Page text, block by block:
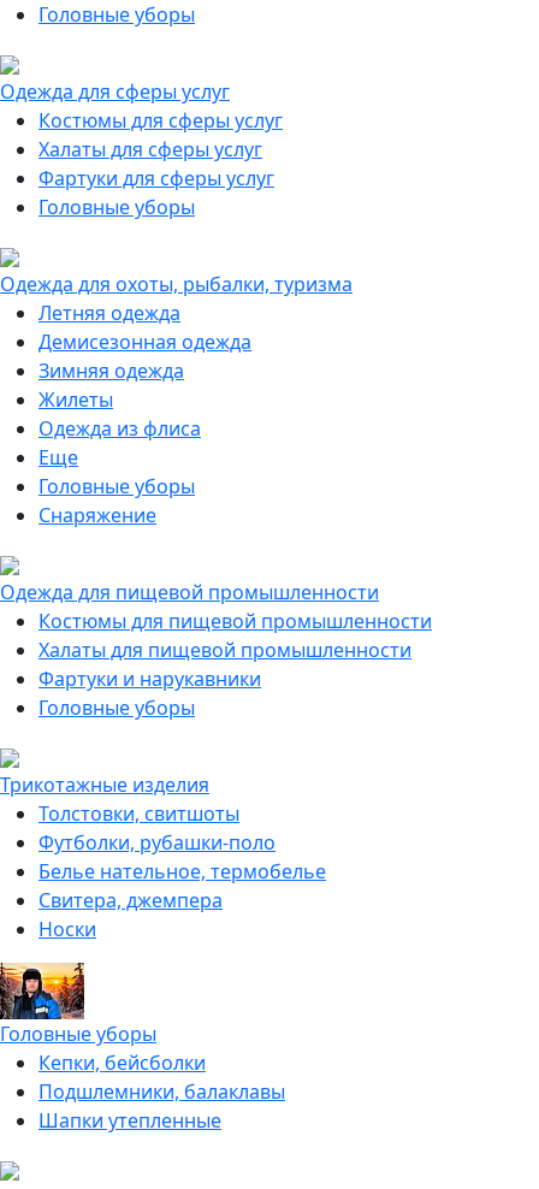
Головные уборы
Одежда для сферы услуг
Костюмы для сферы услуг
Халаты для сферы услуг
Фартуки для сферы услуг
Головные уборы
Одежда для охоты, рыбалки, туризма
Летняя одежда
Демисезонная одежда
Зимняя одежда
Жилеты
Одежда из флиса
Еще
Головные уборы
Снаряжение
Одежда для пищевой промышленности
Костюмы для пищевой промышленности
Халаты для пищевой промышленности
Фартуки и нарукавники
Головные уборы
Трикотажные изделия
Толстовки, свитшоты
Футболки, рубашки-поло
Белье нательное, термобелье
Свитера, джемпера
Носки
Головные уборы
Кепки, бейсболки
Подшлемники, балаклавы
Шапки утепленные